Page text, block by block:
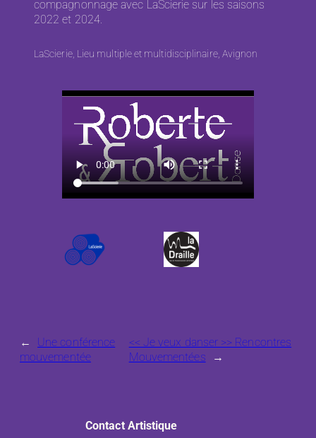
compagnonnage avec LaScierie sur les saisons
2022 et 2024.
LaScierie, Lieu multiple et multidisciplinaire, Avignon
←
Une conférence
mouvementée
<< Je veux danser >> Rencontres
Mouvementées
→
Contact Artistique